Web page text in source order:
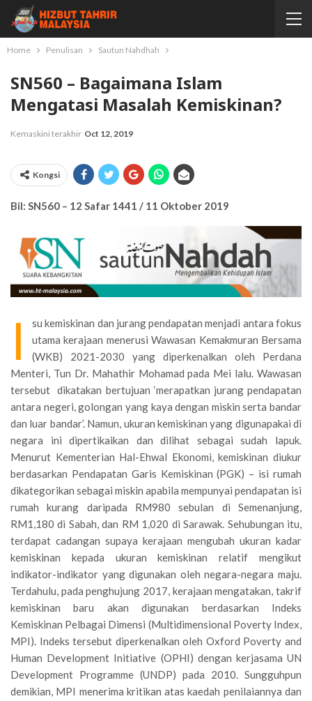
Home Penulisan Sautun Nahdhah
SN560 – Bagaimana Islam
Mengatasi Masalah Kemiskinan?
Kemaskini terakhir Oct 12, 2019
Kongsi
Bil: SN560 – 12 Safar 1441 / 11 Oktober 2019
I
su kemiskinan dan jurang pendapatan menjadi antara fokus
utama kerajaan menerusi Wawasan Kemakmuran Bersama
(WKB) 2021-2030 yang diperkenal­kan oleh Perdana
Menteri, Tun Dr. Mahathir Mohamad pada Mei lalu. Wawasan
tersebut dikatakan bertujuan ‘merapatkan jurang pendapatan
antara negeri, golongan yang kaya dengan miskin serta bandar
dan luar bandar’. Namun, ukuran kemiskinan yang digunapakai di
negara ini dipertikaikan dan dilihat sebagai sudah lapuk.
Menurut Kementerian Hal-Ehwal Ekonomi, kemiskinan diukur
berdasarkan Pendapatan Garis Kemiskinan (PGK) – isi rumah
dikategorikan sebagai miskin apabila mempunyai pendapatan isi
rumah kurang daripada RM980 sebulan di Semenanjung,
RM1,180 di Sabah, dan RM 1,020 di Sarawak. Sehubungan itu,
terdapat cadangan supaya kerajaan mengubah ukuran kadar
kemiskinan kepada ukuran kemiski­nan relatif mengikut
indikator-indikator yang digunakan oleh negara-negara maju.
Terdahulu, pada penghujung 2017, kerajaan mengatakan, takrif
kemiskinan baru akan digunakan berdasarkan Indeks
Kemiskinan Pel­bagai Dimensi (Multidimensional Poverty Index,
MPI). Indeks tersebut diperkenalkan oleh Oxford Poverty and
Human Development Initiative (OPHI) dengan kerjasama UN
Development Programme (UNDP) pada 2010. Sungguhpun
demikian, MPI menerima kritikan atas kaedah penilaiannya dan